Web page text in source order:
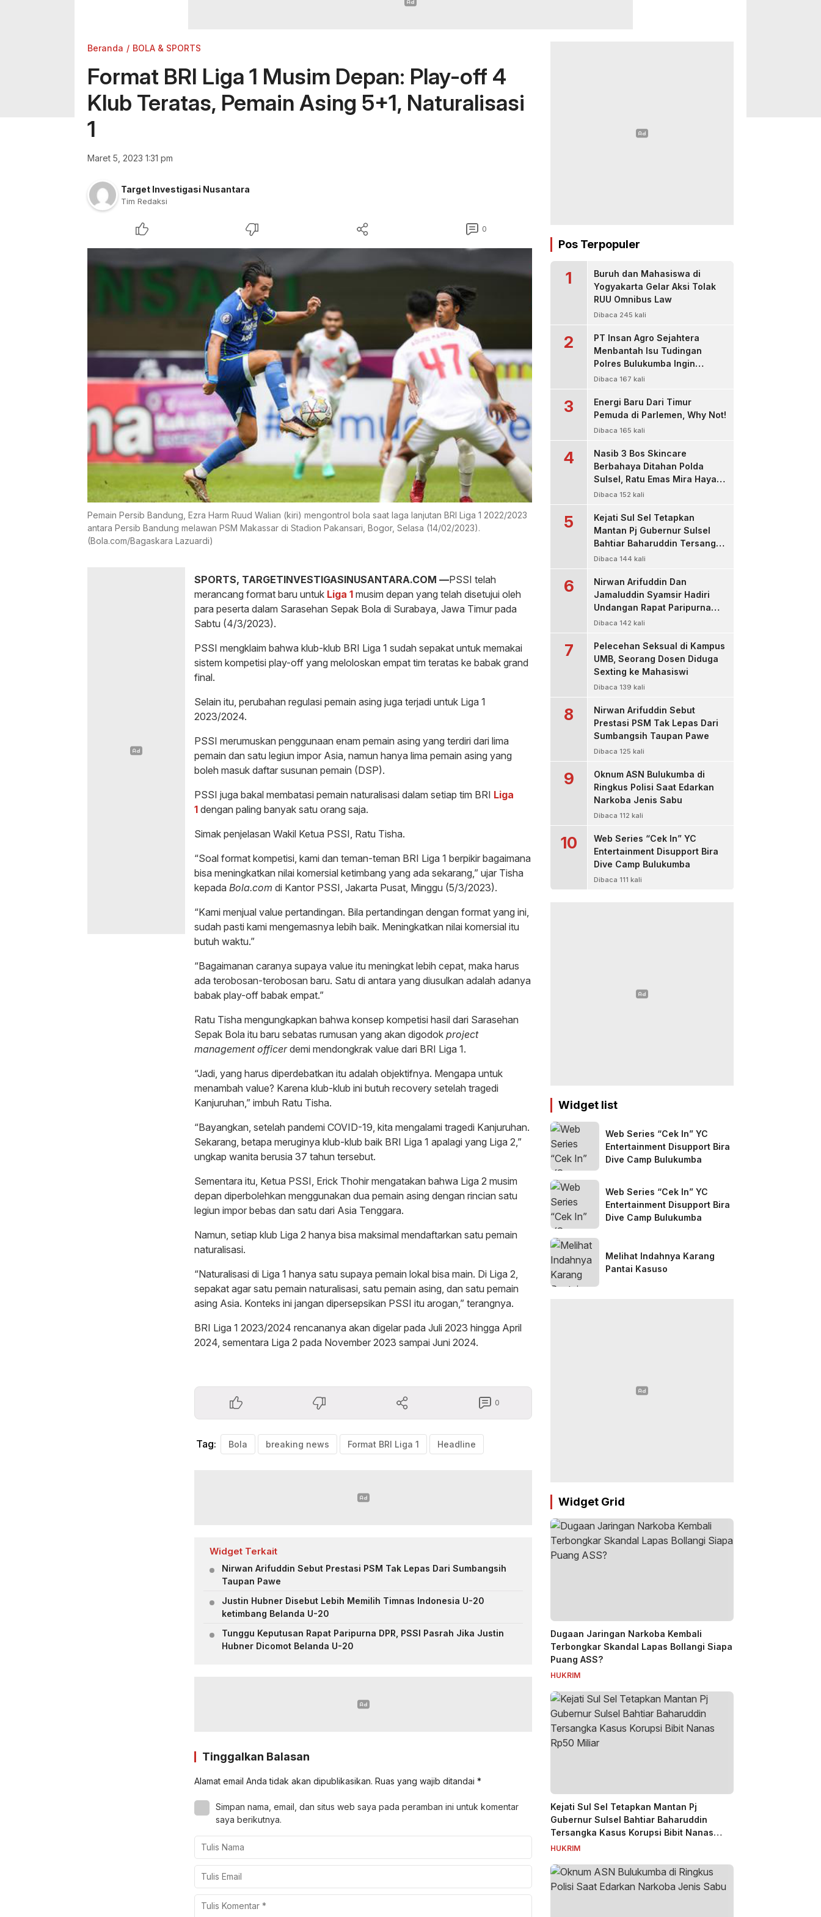
Beranda BOLA & SPORTS
Format BRI Liga 1 Musim Depan: Play-off 4
Klub Teratas, Pemain Asing 5+1, Naturalisasi
1
Maret 5, 2023 1:31 pm
Target Investigasi Nusantara
Tim Redaksi
0
Pemain Persib Bandung, Ezra Harm Ruud Walian (kiri) mengontrol bola saat laga lanjutan BRI Liga 1 2022/2023
antara Persib Bandung melawan PSM Makassar di Stadion Pakansari, Bogor, Selasa (14/02/2023).
(Bola.com/Bagaskara Lazuardi)
SPORTS, TARGETINVESTIGASINUSANTARA.COM —PSSI telah
merancang format baru untuk Liga 1 musim depan yang telah disetujui oleh
para peserta dalam Sarasehan Sepak Bola di Surabaya, Jawa Timur pada
Sabtu (4/3/2023).
PSSI mengklaim bahwa klub-klub BRI Liga 1 sudah sepakat untuk memakai
sistem kompetisi play-off yang meloloskan empat tim teratas ke babak grand
final.
Selain itu, perubahan regulasi pemain asing juga terjadi untuk Liga 1
2023/2024.
PSSI merumuskan penggunaan enam pemain asing yang terdiri dari lima
pemain dan satu legiun impor Asia, namun hanya lima pemain asing yang
boleh masuk daftar susunan pemain (DSP).
PSSI juga bakal membatasi pemain naturalisasi dalam setiap tim BRI Liga
1 dengan paling banyak satu orang saja.
Simak penjelasan Wakil Ketua PSSI, Ratu Tisha.
“Soal format kompetisi, kami dan teman-teman BRI Liga 1 berpikir bagaimana
bisa meningkatkan nilai komersial ketimbang yang ada sekarang,” ujar Tisha
kepada Bola.com di Kantor PSSI, Jakarta Pusat, Minggu (5/3/2023).
“Kami menjual value pertandingan. Bila pertandingan dengan format yang ini,
sudah pasti kami mengemasnya lebih baik. Meningkatkan nilai komersial itu
butuh waktu.”
“Bagaimanan caranya supaya value itu meningkat lebih cepat, maka harus
ada terobosan-terobosan baru. Satu di antara yang diusulkan adalah adanya
babak play-off babak empat.”
Ratu Tisha mengungkapkan bahwa konsep kompetisi hasil dari Sarasehan
Sepak Bola itu baru sebatas rumusan yang akan digodok project
management officerdemi mendongkrak value dari BRI Liga 1.
“Jadi, yang harus diperdebatkan itu adalah objektifnya. Mengapa untuk
menambah value? Karena klub-klub ini butuh recovery setelah tragedi
Kanjuruhan,” imbuh Ratu Tisha.
“Bayangkan, setelah pandemi COVID-19, kita mengalami tragedi Kanjuruhan.
Sekarang, betapa meruginya klub-klub baik BRI Liga 1 apalagi yang Liga 2,”
ungkap wanita berusia 37 tahun tersebut.
Sementara itu, Ketua PSSI, Erick Thohir mengatakan bahwa Liga 2 musim
depan diperbolehkan menggunakan dua pemain asing dengan rincian satu
legiun impor bebas dan satu dari Asia Tenggara.
Namun, setiap klub Liga 2 hanya bisa maksimal mendaftarkan satu pemain
naturalisasi.
“Naturalisasi di Liga 1 hanya satu supaya pemain lokal bisa main. Di Liga 2,
sepakat agar satu pemain naturalisasi, satu pemain asing, dan satu pemain
asing Asia. Konteks ini jangan dipersepsikan PSSI itu arogan,” terangnya.
BRI Liga 1 2023/2024 rencananya akan digelar pada Juli 2023 hingga April
2024, sementara Liga 2 pada November 2023 sampai Juni 2024.
0
Tag: Bola breaking news Format BRI Liga 1 Headline
Widget Terkait
Nirwan Arifuddin Sebut Prestasi PSM Tak Lepas Dari Sumbangsih
Taupan Pawe
Justin Hubner Disebut Lebih Memilih Timnas Indonesia U-20
ketimbang Belanda U-20
Tunggu Keputusan Rapat Paripurna DPR, PSSI Pasrah Jika Justin
Hubner Dicomot Belanda U-20
Tinggalkan Balasan
Alamat email Anda tidak akan dipublikasikan. Ruas yang wajib ditandai *
Simpan nama, email, dan situs web saya pada peramban ini untuk komentar
saya berikutnya.
Pos Terpopuler
1
Buruh dan Mahasiswa di
Yogyakarta Gelar Aksi Tolak
RUU Omnibus Law
Dibaca 245 kali
2
PT Insan Agro Sejahtera
Menbantah Isu Tudingan
Polres Bulukumba Ingin
Menjadi Pemasok Material, Itu
Dibaca 167 kali
3
Energi Baru Dari Timur
Pemuda di Parlemen, Why Not!
Dibaca 165 kali
4
Nasib 3 Bos Skincare
Berbahaya Ditahan Polda
Sulsel, Ratu Emas Mira Hayati
dan Pemilik Raja Glow Sakit
Tersangka
Dibaca 152 kali
5
Kejati Sul Sel Tetapkan
Mantan Pj Gubernur Sulsel
Bahtiar Baharuddin Tersangka
Kasus Korupsi Bibit Nanas
Dibaca 144 kali
6
Nirwan Arifuddin Dan
Jamaluddin Syamsir Hadiri
Undangan Rapat Paripurna
DPP Partai Golkar,Persiapan
2024
Dibaca 142 kali
7
Pelecehan Seksual di Kampus
UMB, Seorang Dosen Diduga
Sexting ke Mahasiswi
Dibaca 139 kali
8
Nirwan Arifuddin Sebut
Prestasi PSM Tak Lepas Dari
Sumbangsih Taupan Pawe
Dibaca 125 kali
9
Oknum ASN Bulukumba di
Ringkus Polisi Saat Edarkan
Narkoba Jenis Sabu
Dibaca 112 kali
10
Web Series “Cek In” YC
Entertainment Disupport Bira
Dive Camp Bulukumba
Dibaca 111 kali
Widget list
Web Series “Cek In” YC
Entertainment Disupport Bira
Dive Camp Bulukumba
Web Series “Cek In” YC
Entertainment Disupport Bira
Dive Camp Bulukumba
Melihat Indahnya Karang
Pantai Kasuso
Widget Grid
Dugaan Jaringan Narkoba Kembali
Terbongkar Skandal Lapas Bollangi Siapa
Puang ASS?
HUKRIM
Kejati Sul Sel Tetapkan Mantan Pj
Gubernur Sulsel Bahtiar Baharuddin
Tersangka Kasus Korupsi Bibit Nanas
Rp50 Miliar
HUKRIM